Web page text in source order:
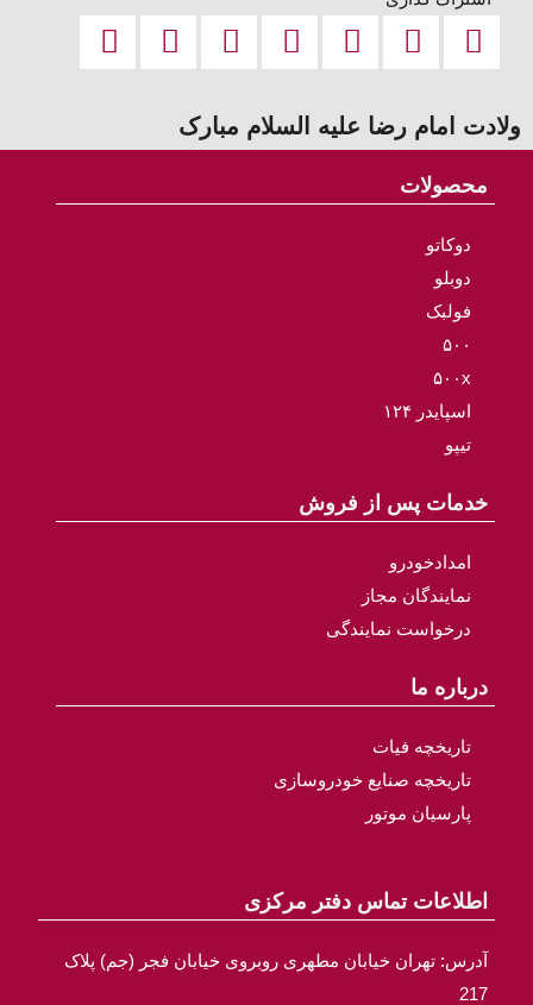
ولادت امام رضا علیه السلام مبارک
محصولات
دوکاتو
دوبلو
فولبک
۵۰۰
۵۰۰x
اسپایدر ۱۲۴
تیپو
خدمات پس از فروش
امدادخودرو
نمایندگان مجاز
درخواست نمایندگی
درباره ما
تاریخچه فیات
تاریخچه صنایع خودروسازی
پارسیان موتور
اطلاعات تماس دفتر مرکزی
آدرس: تهران خیابان مطهری روبروی خیابان فجر (جم) پلاک
217